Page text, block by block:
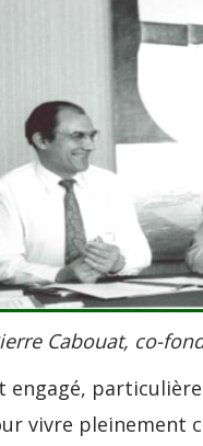
Cabouat, co-
vivre pleinement